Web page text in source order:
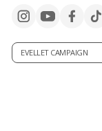
EVELLET CAMPAIGN